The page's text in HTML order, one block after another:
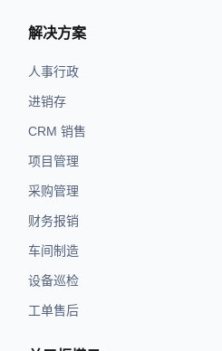
解决方案
人事行政
进销存
CRM 销售
项目管理
采购管理
财务报销
车间制造
设备巡检
工单售后